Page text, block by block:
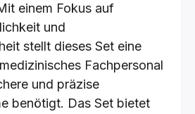
einem Fokus auf
und
stellt dieses Set eine
Fachpersonal
und präzise
benötigt. Das Set bietet